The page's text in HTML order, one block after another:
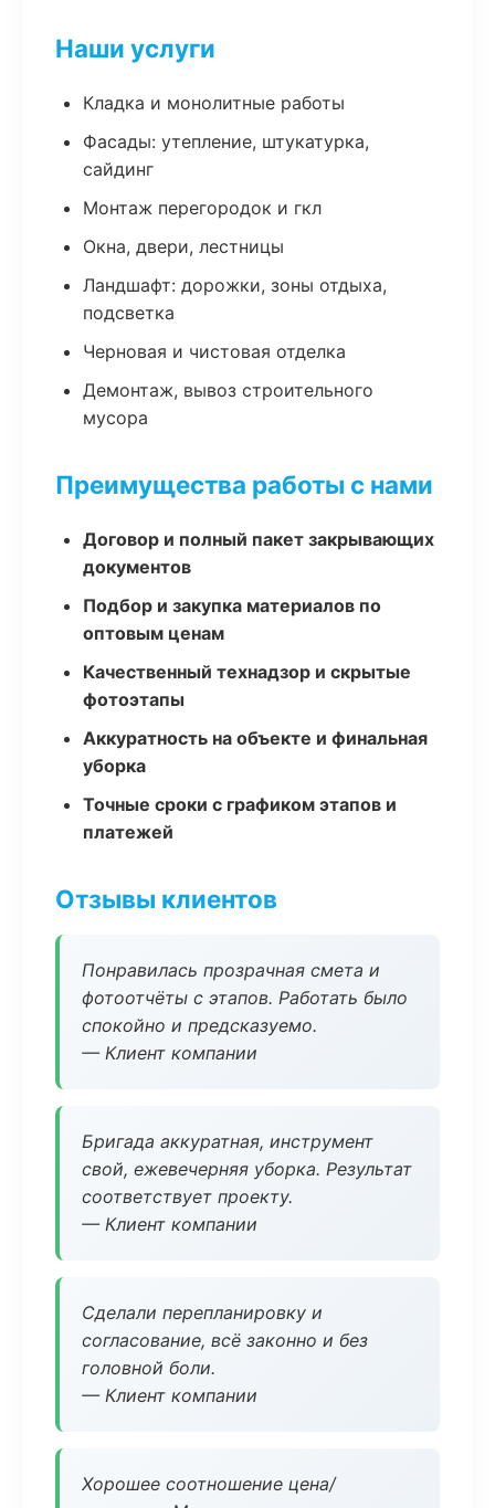
Наши услуги
Кладка и монолитные работы
Фасады: утепление, штукатурка,
сайдинг
Монтаж перегородок и гкл
Окна, двери, лестницы
Ландшафт: дорожки, зоны отдыха,
подсветка
Черновая и чистовая отделка
Демонтаж, вывоз строительного
мусора
Преимущества работы с нами
Договор и полный пакет закрывающих
документов
Подбор и закупка материалов по
оптовым ценам
Качественный технадзор и скрытые
фотоэтапы
Аккуратность на объекте и финальная
уборка
Точные сроки с графиком этапов и
платежей
Отзывы клиентов
Понравилась прозрачная смета и
фотоотчёты с этапов. Работать было
спокойно и предсказуемо.
— Клиент компании
Бригада аккуратная, инструмент
свой, ежевечерняя уборка. Результат
соответствует проекту.
— Клиент компании
Сделали перепланировку и
согласование, всё законно и без
головной боли.
— Клиент компании
Хорошее соотношение цена/